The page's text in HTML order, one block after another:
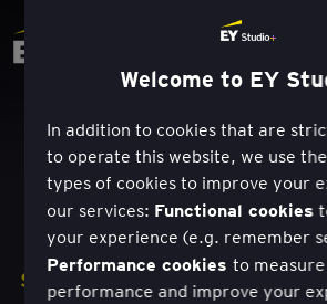
SOLUTIONS
Welcome to EY
In addition to cookies that are
to operate this website, we use
types of cookies to improve your
our services: Functional cookies
your experience (e.g. remember
Performance cookiesto
performance and improve your